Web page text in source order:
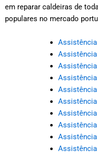
em reparar caldeiras de
populares no mercado
Assistência